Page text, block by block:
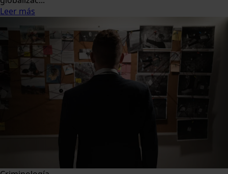
Leer más